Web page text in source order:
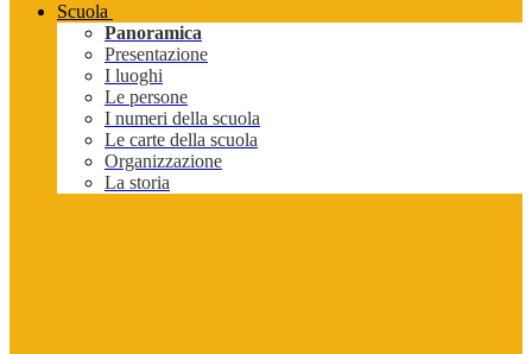
Scuola
Panoramica
Presentazione
I luoghi
Le persone
I numeri della scuola
Le carte della scuola
Organizzazione
La storia